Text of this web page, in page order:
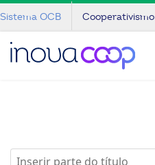
Sistema OCB Cooperativismo
Inserir parte do título